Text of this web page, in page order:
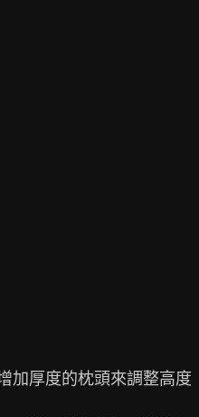
加厚度的枕頭來調整高度